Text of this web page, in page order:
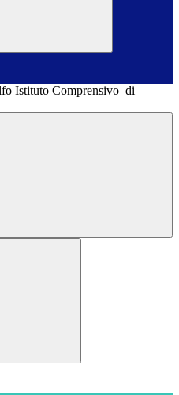
Istituto Comprensivo di